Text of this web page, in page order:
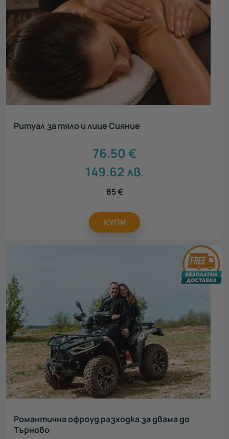
Ритуал за тяло и лице Сияние
76.50 €
149.62лв.
85€
КУПИ
Романтична офроуд разходка за двама до
Търново